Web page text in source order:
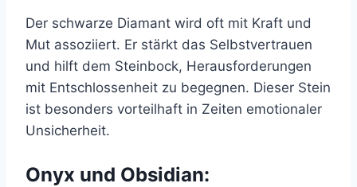
Der schwarze Diamant wird oft mit Kraft und
Mut assoziiert. Er stärkt das Selbstvertrauen
und hilft dem Steinbock, Herausforderungen
mit Entschlossenheit zu begegnen. Dieser Stein
ist besonders vorteilhaft in Zeiten emotionaler
Unsicherheit.
Onyx und Obsidian: